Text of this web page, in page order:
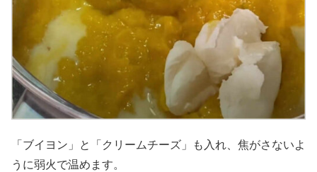
「ブイヨン」と「クリームチーズ」も入れ、焦がさないよ
うに弱火で温めます。